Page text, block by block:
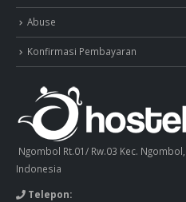
Abuse
Konfirmasi Pembayaran
Ngombol Rt.01/ Rw.03 Kec.
Indonesia
Telepon: